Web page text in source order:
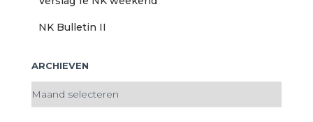
NK Bulletin II
ARCHIEVEN
A